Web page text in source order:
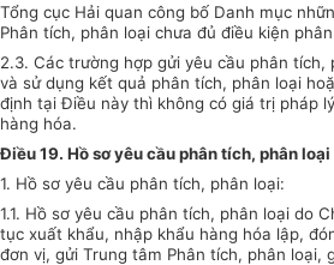
Tổng cục Hải quan công bố Danh mục
Phân tích, phân loại chưa đủ điều kiện
2.3. Các trường hợp gửi yêu cầu phân tích,
và sử dụng kết quả phân tích, phân loại
định tại Điều này thì không có giá trị pháp
hàng hóa.
Điều 19. Hồ sơ yêu cầu phân tích, phân
1. Hồ sơ yêu cầu phân tích, phân loại:
1.1. Hồ sơ yêu cầu phân tích, phân loại do
tục xuất khẩu, nhập khẩu hàng hóa lập,
đơn vị, gửi Trung tâm Phân tích, phân loại,